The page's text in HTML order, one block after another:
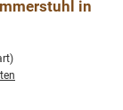
in